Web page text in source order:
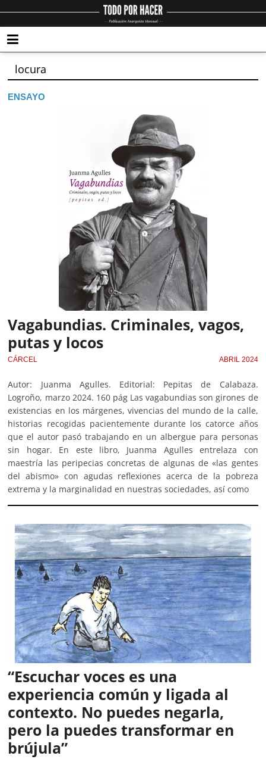
locura
ENSAYO
Vagabundias. Criminales, vagos,
putas y locos
CÁRCEL ABRIL 2024
Autor: Juanma Agulles. Editorial: Pepitas de Calabaza.
Logroño, marzo 2024. 160 pág Las vagabundias son girones de
existencias en los márgenes, vivencias del mundo de la calle,
historias recogidas pacientemente durante los catorce años
que el autor pasó trabajando en un albergue para personas
sin hogar. En este libro, Juanma Agulles entrelaza con
maestría las peripecias concretas de algunas de «las gentes
del abismo» con agudas reflexiones acerca de la pobreza
extrema y la marginalidad en nuestras sociedades, así como
“Escuchar voces es una
experiencia común y ligada al
contexto. No puedes negarla,
pero la puedes transformar en
brújula”